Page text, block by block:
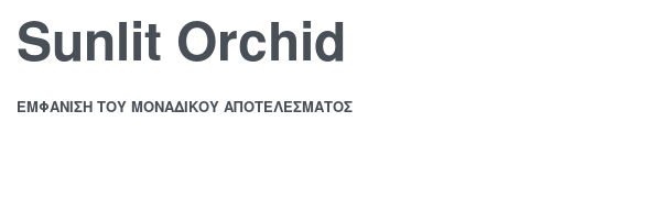
Sunlit Orchid
ΕΜΦΆΝΙΣΗ ΤΟΥ ΜΟΝΑΔΙΚΟΎ ΑΠΟΤΕΛΈΣΜΑΤΟΣ